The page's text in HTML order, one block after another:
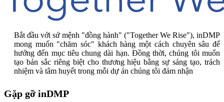
Bắt đầu với sứ mệnh "đồng hành" ("Together We Rise"), inDMP
mong muốn "chăm sóc" khách hàng một cách chuyên sâu để
hướng đến mục tiêu chung dài hạn. Đồng thời, chúng tôi muốn
tạo bản sắc riêng biệt cho thương hiệu bằng sự sáng tạo, trách
nhiệm và tâm huyết trong mỗi dự án chúng tôi đảm nhận
Gặp gỡ inDMP